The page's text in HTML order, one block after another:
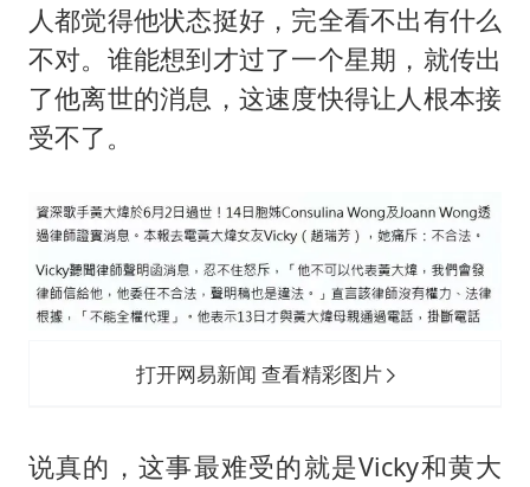
人都觉得他状态挺好，完全看不出有什么
不对。谁能想到才过了一个星期，就传出
了他离世的消息，这速度快得让人根本接
受不了。
打开网易新闻 查看精彩图片
说真的，这事最难受的就是Vicky和黄大